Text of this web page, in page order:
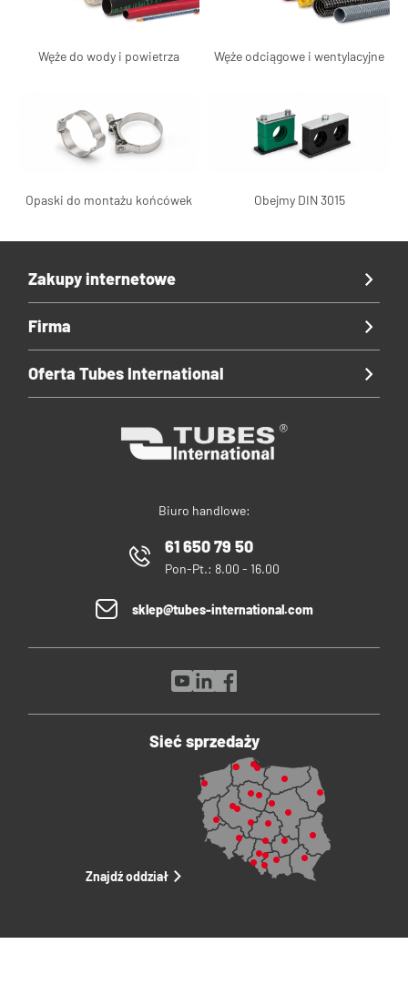
Węże do wody i powietrza Węże odciągowe i wentylacyjne
Opaski do montażu końcówek Obejmy DIN 3015
Biuro handlowe:
61 650 79 50
Pon-Pt.: 8.00 - 16.00
sklep@tubes-international.com
Zakupy internetowe
Firma
Oferta Tubes International
Sieć sprzedaży
Znajdź oddział